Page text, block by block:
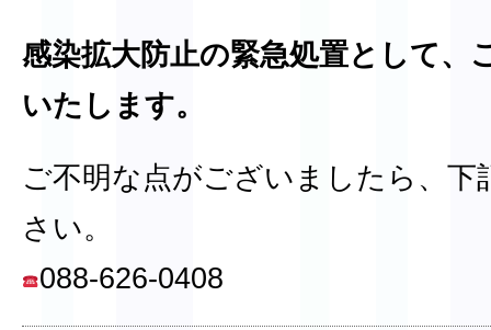
感染拡大防止の緊急処置として、
いたします。
ご不明な点がございましたら、
さい。
088-626-0408